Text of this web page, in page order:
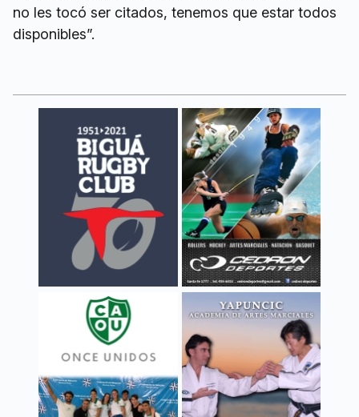
no les tocó ser citados, tenemos que estar todos
disponibles”.